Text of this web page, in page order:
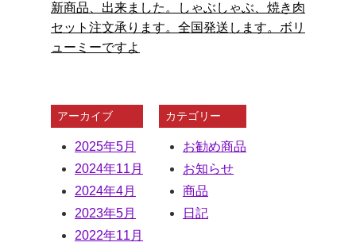
新商品、出来ました。しゃぶしゃぶ、焼き肉
セット注文承ります。全国発送します。ボリ
ューミーですよ
アーカイブ
2025年5月
2024年11月
2024年4月
2023年5月
2022年11月
カテゴリー
お勧め商品
お知らせ
商品
日記